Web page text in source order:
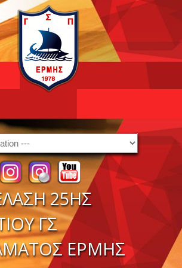
25ΗΣ
ΓΣ
ΕΡΜΗΣ